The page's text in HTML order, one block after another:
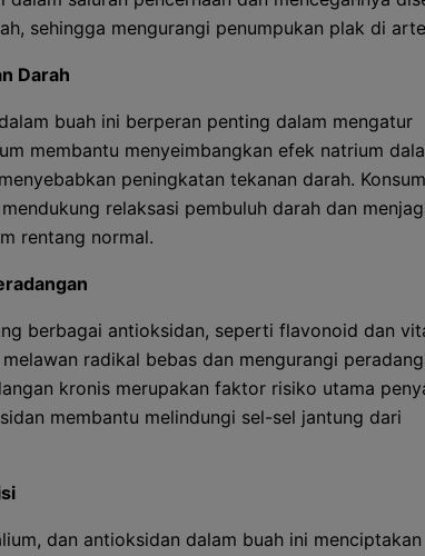
sehingga mengurangi penumpukan plak di
Darah
buah ini berperan penting dalam mengatur
membantu menyeimbangkan efek natrium
peningkatan tekanan darah.
relaksasi pembuluh darah dan
rentang normal.
berbagai antioksidan, seperti flavonoid dan
radikal bebas dan mengurangi
kronis merupakan faktor risiko utama
membantu melindungi sel-sel jantung dari
dan antioksidan dalam buah ini menciptakan